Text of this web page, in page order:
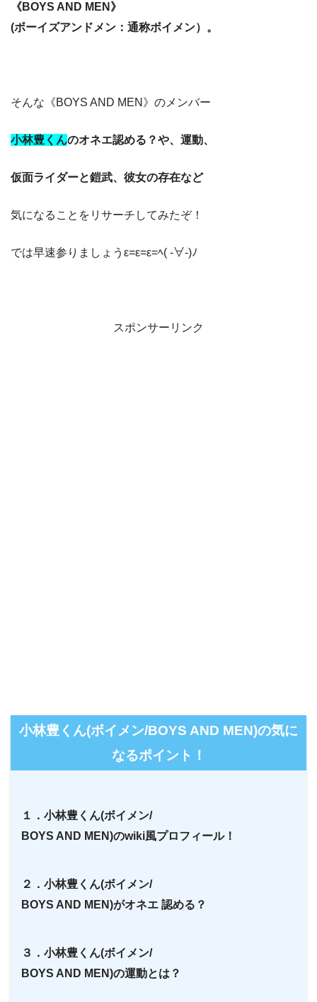
《BOYS AND MEN》
(ボーイズアンドメン：通称ボイメン）。
そんな《BOYS AND MEN》のメンバー
小林豊くんのオネエ認める？や、運動、
仮面ライダーと鎧武、彼女の存在など
気になることをリサーチしてみたぞ！
では早速参りましょうε=ε=ε=ﾍ( -∀-)ﾉ
スポンサーリンク
小林豊くん(ボイメン/BOYS AND MEN)の気に
なるポイント！
１．小林豊くん(ボイメン/
BOYS AND MEN)のwiki風プロフィール！
２．小林豊くん(ボイメン/
BOYS AND MEN)がオネエ 認める？
３．小林豊くん(ボイメン/
BOYS AND MEN)の運動とは？